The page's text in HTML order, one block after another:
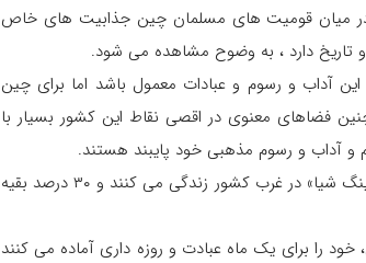
در میان قومیت های مسلمان چین جذابیت های خاص
تاریخ دارد ، به وضوح مشاهده می شود.
آداب و رسوم و عبادات معمول باشد اما برای چین
چنین فضاهای معنوی در اقصی نقاط این کشور بسیار با
آداب و رسوم مذهبی خود پایبند هستند.
۷۰ درصد مسلمانان چین در مناطق خودمختار «سین کیانگ»، «گان سو» و «نینگ شیا» در غرب کشور زندگی می کنند و ۳۰ درصد بقیه
را برای یک ماه عبادت و روزه داری آماده می کنند